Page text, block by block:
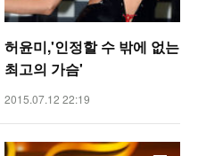
허윤미,'인정할 수 밖에 없는
최고의 가슴'
2015.07.12 22:19